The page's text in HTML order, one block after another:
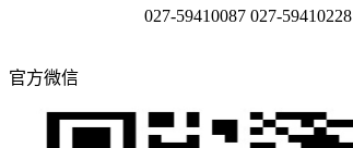
027-59410087 027-59410228
官方微信